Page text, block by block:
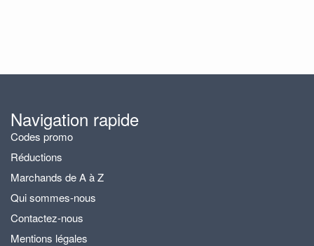
Navigation rapide
Codes promo
Réductions
Marchands de A à Z
Qui sommes-nous
Contactez-nous
Mentions légales